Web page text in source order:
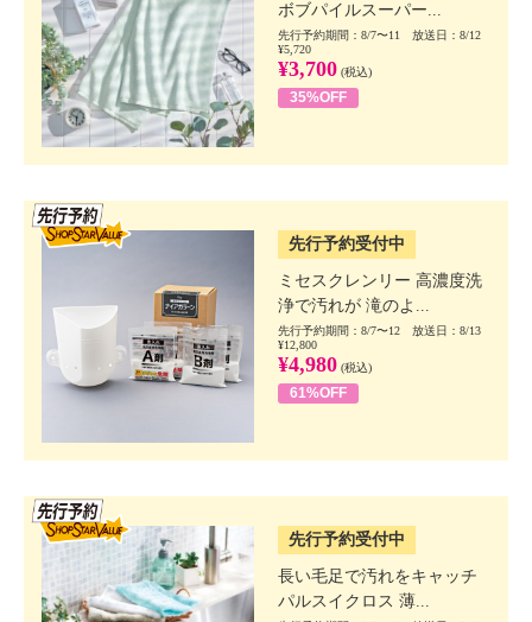
ボブパイルスーパー...
先行予約期間：8/7〜11 放送日：8/12
¥5,720
¥3,700 (税込)
35%OFF
先行予約受付中
ミセスクレンリー 高濃度洗
浄で汚れが 滝のよ...
先行予約期間：8/7〜12 放送日：8/13
¥12,800
¥4,980 (税込)
61%OFF
先行予約受付中
長い毛足で汚れをキャッチ
パルスイクロス 薄...